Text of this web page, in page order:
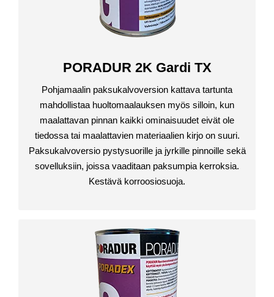
PORADUR 2K Gardi TX
Pohjamaalin paksukalvoversion kattava tartunta
mahdollistaa huoltomaalauksen myös silloin, kun
maalattavan pinnan kaikki ominaisuudet eivät ole
tiedossa tai maalattavien materiaalien kirjo on suuri.
Paksukalvoversio pystysuorille ja jyrkille pinnoille sekä
sovelluksiin, joissa vaaditaan paksumpia kerroksia.
Kestävä korroosiosuoja.